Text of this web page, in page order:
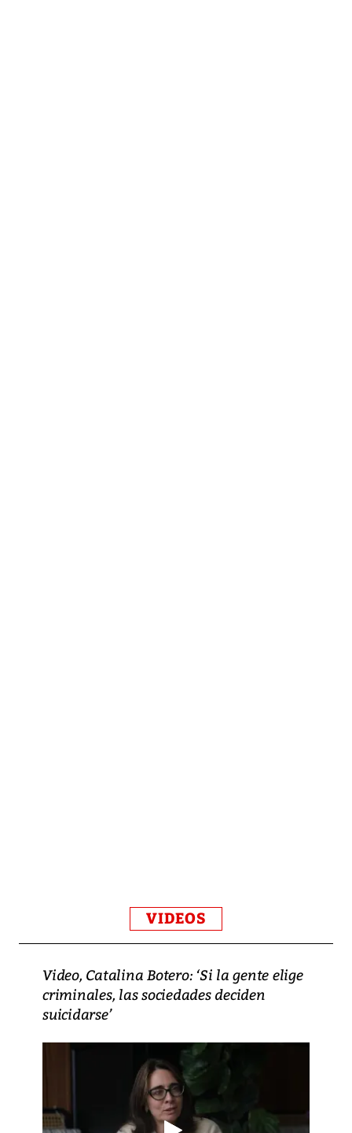
VIDEOS
Video, Catalina Botero: ‘Si la gente elige
criminales, las sociedades deciden
suicidarse’